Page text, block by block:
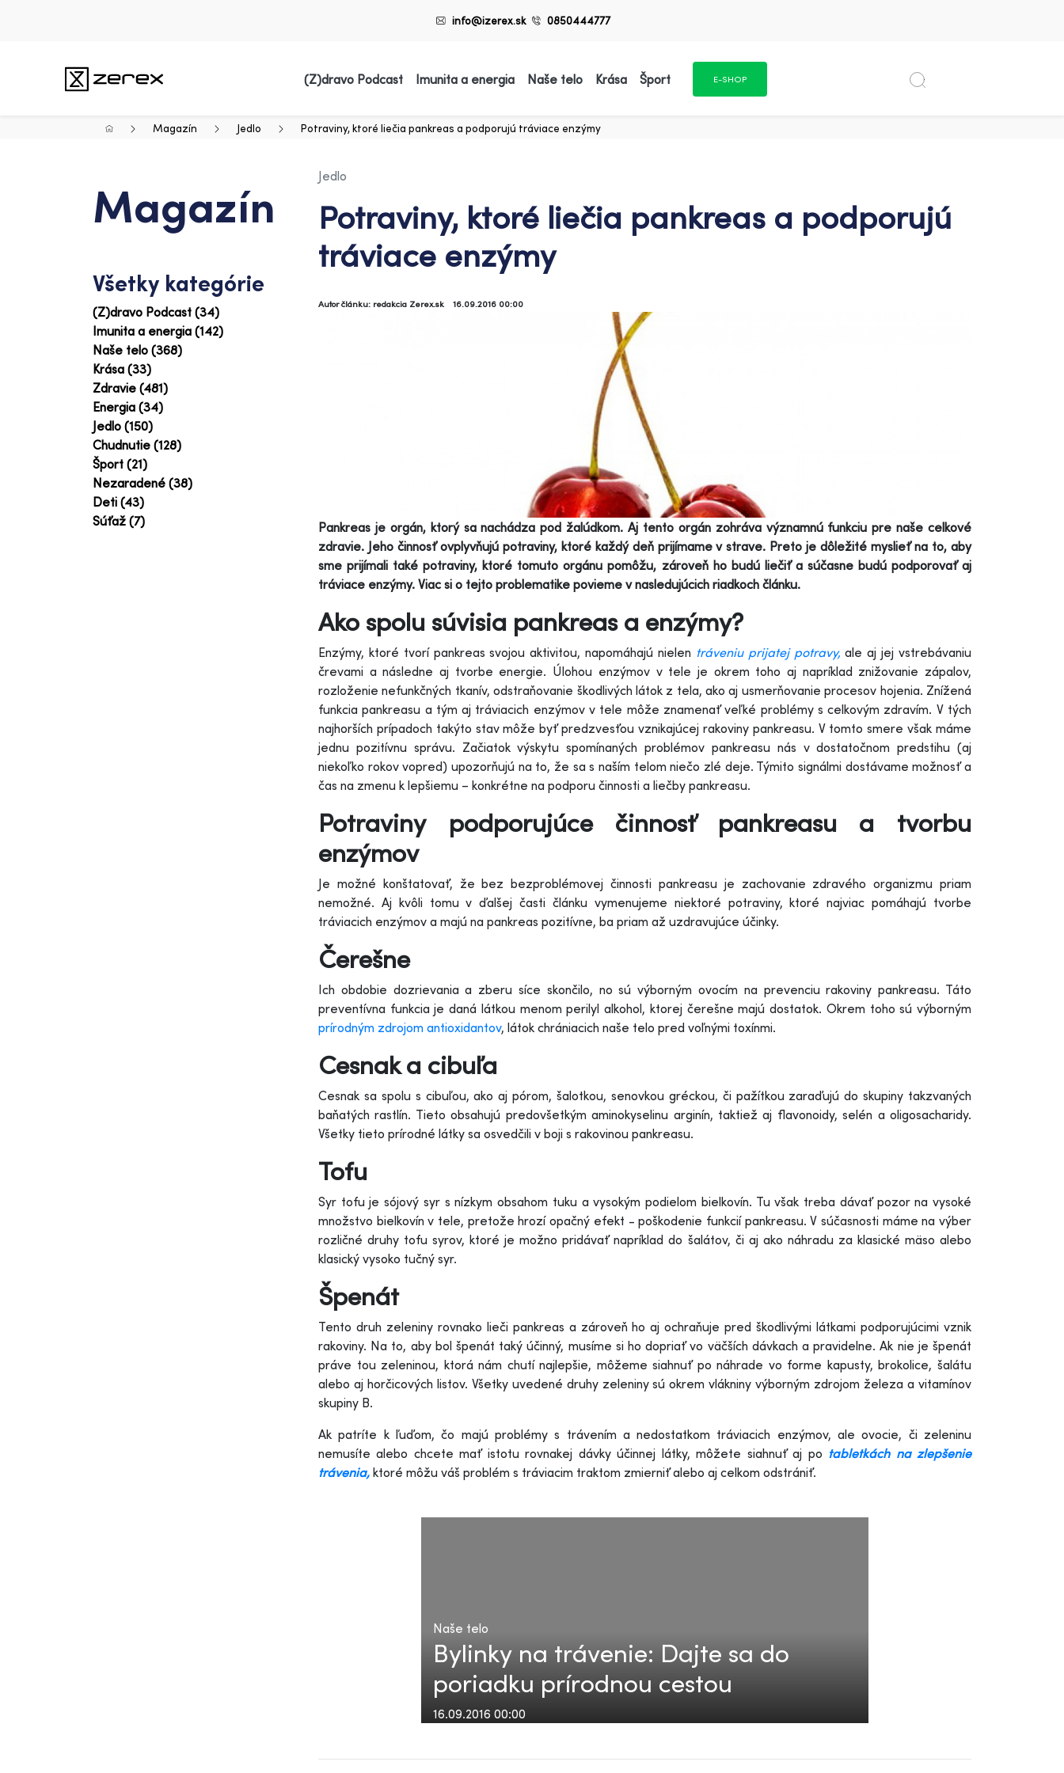
info@izerex.sk 0850444777
(Z)dravo Podcast Imunita a energia Naše telo Krása Šport E-SHOP
Magazín Jedlo Potraviny, ktoré liečia pankreas a podporujú tráviace enzýmy
Magazín
Všetky kategórie
(Z)dravo Podcast (34)
Imunita a energia (142)
Naše telo (368)
Krása (33)
Zdravie (481)
Energia (34)
Jedlo (150)
Chudnutie (128)
Šport (21)
Nezaradené (38)
Deti (43)
Súťaž (7)
Jedlo
Potraviny, ktoré liečia pankreas a podporujú
tráviace enzýmy
Autor článku: redakcia Zerex.sk 16.09.2016 00:00
Pankreas je orgán, ktorý sa nachádza pod žalúdkom. Aj tento orgán zohráva významnú funkciu pre naše celkové
zdravie. Jeho činnosť ovplyvňujú potraviny, ktoré každý deň prijímame v strave. Preto je dôležité myslieť na to, aby
sme prijímali také potraviny, ktoré tomuto orgánu pomôžu, zároveň ho budú liečiť a súčasne budú podporovať aj
tráviace enzýmy. Viac si o tejto problematike povieme v nasledujúcich riadkoch článku.
Ako spolu súvisia pankreas a enzýmy?
Enzýmy, ktoré tvorí pankreas svojou aktivitou, napomáhajú nielen tráveniu prijatej potravy, ale aj jej vstrebávaniu
črevami a následne aj tvorbe energie. Úlohou enzýmov v tele je okrem toho aj napríklad znižovanie zápalov,
rozloženie nefunkčných tkanív, odstraňovanie škodlivých látok z tela, ako aj usmerňovanie procesov hojenia. Znížená
funkcia pankreasu a tým aj tráviacich enzýmov v tele môže znamenať veľké problémy s celkovým zdravím. V tých
najhorších prípadoch takýto stav môže byť predzvesťou vznikajúcej rakoviny pankreasu. V tomto smere však máme
jednu pozitívnu správu. Začiatok výskytu spomínaných problémov pankreasu nás v dostatočnom predstihu (aj
niekoľko rokov vopred) upozorňujú na to, že sa s naším telom niečo zlé deje. Týmito signálmi dostávame možnosť a
čas na zmenu k lepšiemu – konkrétne na podporu činnosti a liečby pankreasu.
Potraviny podporujúce činnosť pankreasu a tvorbu
enzýmov
Je možné konštatovať, že bez bezproblémovej činnosti pankreasu je zachovanie zdravého organizmu priam
nemožné. Aj kvôli tomu v ďalšej časti článku vymenujeme niektoré potraviny, ktoré najviac pomáhajú tvorbe
tráviacich enzýmov a majú na pankreas pozitívne, ba priam až uzdravujúce účinky.
Čerešne
Ich obdobie dozrievania a zberu síce skončilo, no sú výborným ovocím na prevenciu rakoviny pankreasu. Táto
preventívna funkcia je daná látkou menom perilyl alkohol, ktorej čerešne majú dostatok. Okrem toho sú výborným
prírodným zdrojom antioxidantov, látok chrániacich naše telo pred voľnými toxínmi.
Cesnak a cibuľa
Cesnak sa spolu s cibuľou, ako aj pórom, šalotkou, senovkou gréckou, či pažítkou zaraďujú do skupiny takzvaných
baňatých rastlín. Tieto obsahujú predovšetkým aminokyselinu arginín, taktiež aj flavonoidy, selén a oligosacharidy.
Všetky tieto prírodné látky sa osvedčili v boji s rakovinou pankreasu.
Tofu
Syr tofu je sójový syr s nízkym obsahom tuku a vysokým podielom bielkovín. Tu však treba dávať pozor na vysoké
množstvo bielkovín v tele, pretože hrozí opačný efekt - poškodenie funkcií pankreasu. V súčasnosti máme na výber
rozličné druhy tofu syrov, ktoré je možno pridávať napríklad do šalátov, či aj ako náhradu za klasické mäso alebo
klasický vysoko tučný syr.
Špenát
Tento druh zeleniny rovnako lieči pankreas a zároveň ho aj ochraňuje pred škodlivými látkami podporujúcimi vznik
rakoviny. Na to, aby bol špenát taký účinný, musíme si ho dopriať vo väčších dávkach a pravidelne. Ak nie je špenát
práve tou zeleninou, ktorá nám chutí najlepšie, môžeme siahnuť po náhrade vo forme kapusty, brokolice, šalátu
alebo aj horčicových listov. Všetky uvedené druhy zeleniny sú okrem vlákniny výborným zdrojom železa a vitamínov
skupiny B.
Ak patríte k ľuďom, čo majú problémy s trávením a nedostatkom tráviacich enzýmov, ale ovocie, či zeleninu
nemusíte alebo chcete mať istotu rovnakej dávky účinnej látky, môžete siahnuť aj po tabletkách na zlepšenie
trávenia, ktoré môžu váš problém s tráviacim traktom zmierniť alebo aj celkom odstrániť.
Naše telo
Bylinky na trávenie: Dajte sa do
poriadku prírodnou cestou
16.09.2016 00:00